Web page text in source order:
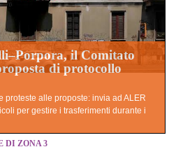
il Comitato
di protocollo
proteste alle proposte: invia ad ALER
per gestire i trasferimenti durante i
DI ZONA 3